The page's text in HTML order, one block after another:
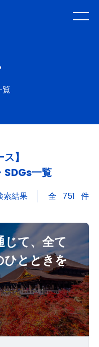
覧
】
SDGs一覧
索結果 全 751 件
て、全て
ひとときを